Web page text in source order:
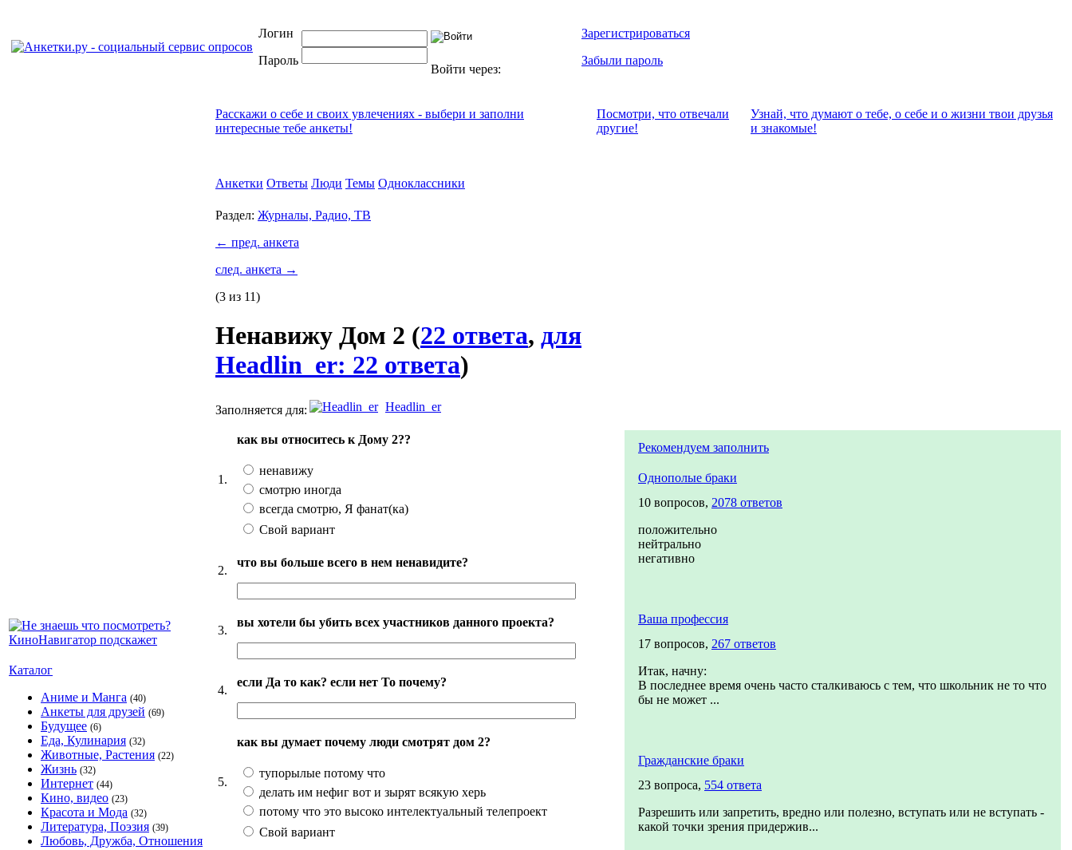
Логин
Пароль
Войти через:
Зарегистрироваться
Забыли пароль
Каталог
Аниме и Манга (40)
Анкеты для друзей (69)
Будущее (6)
Еда, Кулинария (32)
Животные, Растения (22)
Жизнь (32)
Интернет (44)
Кино, видео (23)
Красота и Мода (32)
Литература, Поэзия (39)
Любовь, Дружба, Отношения
Расскажи о себе и своих увлечениях - выбери и заполни
интересные тебе анкеты!
Посмотри, что отвeчали
другие!
Узнай, что думают о тебе, о себе и о жизни твои друзья
и знакомые!
Анкетки Ответы Люди Темы Одноклассники
Раздел: Журналы, Радио, ТВ
← пред. анкета
след. анкета →
(3 из 11)
Ненавижу Дом 2 (22 ответа, для
Headlin_er: 22 ответа)
Заполняется для: Headlin_er
1.
как вы относитесь к Дому 2??
ненавижу
смотрю иногда
всегда смотрю, Я фанат(ка)
Свой вариант
2.
что вы больше всего в нем ненавидите?
3.
вы хотели бы убить всех участников данного проекта?
4.
если Да то как? если нет То почему?
5.
как вы думает почему люди смотрят дом 2?
тупорылые потому что
делать им нефиг вот и зырят всякую херь
потому что это высоко интелектуальный телепроект
Свой вариант
Рекомендуем заполнить
Однополые браки
10 вопросов, 2078 ответов
положительно
нейтрально
негативно
Ваша профессия
17 вопросов, 267 ответов
Итак, начну:
В последнее время очень часто сталкиваюсь с тем, что школьник не то что
бы не может ...
Гражданские браки
23 вопроса, 554 ответа
Разрешить или запретить, вредно или полезно, вступать или не вступать -
какой точки зрения придержив...